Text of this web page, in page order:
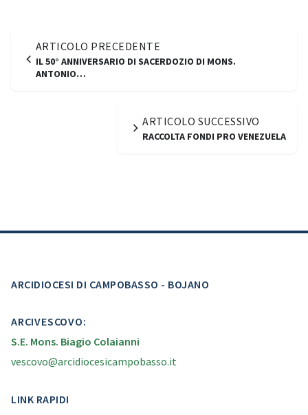
ARTICOLO PRECEDENTE
IL 50° ANNIVERSARIO DI SACERDOZIO DI MONS.
ANTONIO…
ARTICOLO SUCCESSIVO
RACCOLTA FONDI PRO VENEZUELA
ARCIDIOCESI DI CAMPOBASSO - BOJANO
ARCIVESCOVO:
S.E. Mons. Biagio Colaianni
vescovo@arcidiocesicampobasso.it
LINK RAPIDI